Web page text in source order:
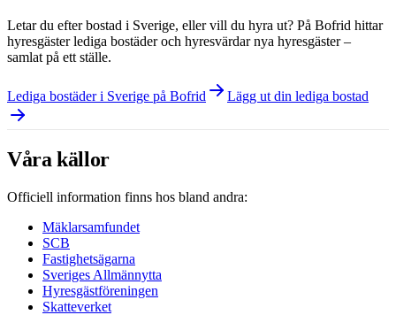
Letar du efter bostad i Sverige, eller vill du hyra ut? På Bofrid hittar
hyresgäster lediga bostäder och hyresvärdar nya hyresgäster –
samlat på ett ställe.
Lediga bostäder i Sverige på Bofrid Lägg ut din lediga bostad
Våra källor
Officiell information finns hos bland andra:
Mäklarsamfundet
SCB
Fastighetsägarna
Sveriges Allmännytta
Hyresgästföreningen
Skatteverket